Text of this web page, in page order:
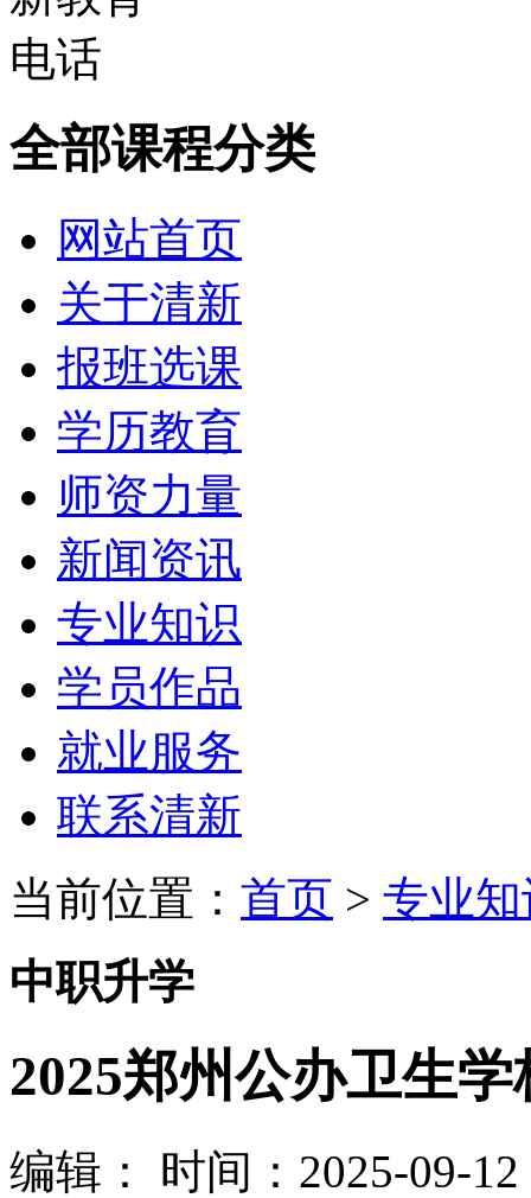
全部课程分类
网站首页
关于清新
报班选课
学历教育
师资力量
新闻资讯
专业知识
学员作品
就业服务
联系清新
当前位置： 首页 > 专业
中职升学
2025郑州公办卫生
编辑：
时间：2025-09-12